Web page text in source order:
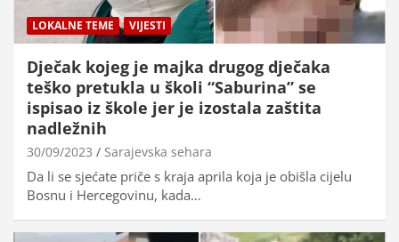
LOKALNE TEME VIJESTI
Dječak kojeg je majka drugog dječaka
teško pretukla u školi “Saburina” se
ispisao iz škole jer je izostala zaštita
nadležnih
30/09/2023 Sarajevska sehara
Da li se sjećate priče s kraja aprila koja je obišla cijelu
Bosnu i Hercegovinu, kada…